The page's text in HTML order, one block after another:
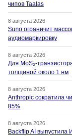
чипов Taalas
8 августа 2026
Suno ограничит
аудиомаркировку
8 августа 2026
Для MoS₂-
толщиной около 1 нм
8 августа 2026
Anthropic сократила
85%
8 августа 2026
Backflip AI выпустила